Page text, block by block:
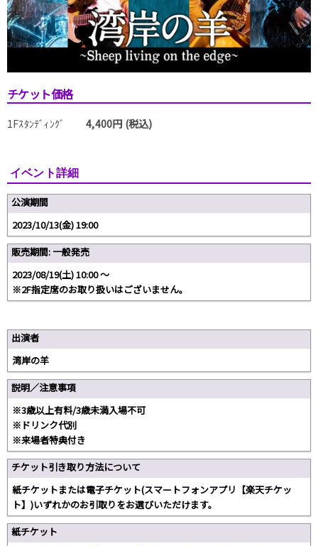
チケット価格
1Fｽﾀﾝﾃﾞｨﾝｸﾞ 4,400円 (税込)
イベント詳細
公演期間
2023/10/13(金) 19:00
販売期間: 一般発売
2023/08/19(土) 10:00 〜
※2F指定席のお取り扱いはございません。
出演者
湾岸の羊
説明／注意事項
※3歳以上有料/3歳未満入場不可
※ドリンク代別
※来場者特典付き
チケット引き取り方法について
紙チケットまたは電子チケット(スマートフォンアプリ【楽天チケッ
ト】)いずれかのお引取りをお選びいただけます。
紙チケット